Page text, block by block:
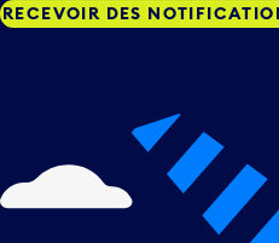
RECEVOIR DES